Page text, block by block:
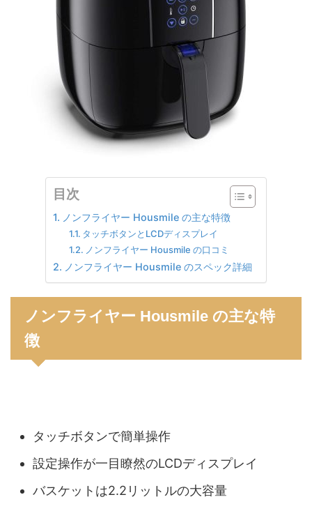
目次
ノンフライヤー Housmile の主な特徴
タッチボタンとLCDディスプレイ
ノンフライヤー Housmile の口コミ
ノンフライヤー Housmile のスペック詳細
ノンフライヤー Housmile の主な特
徴
タッチボタンで簡単操作
設定操作が一目瞭然のLCDディスプレイ
バスケットは2.2リットルの大容量